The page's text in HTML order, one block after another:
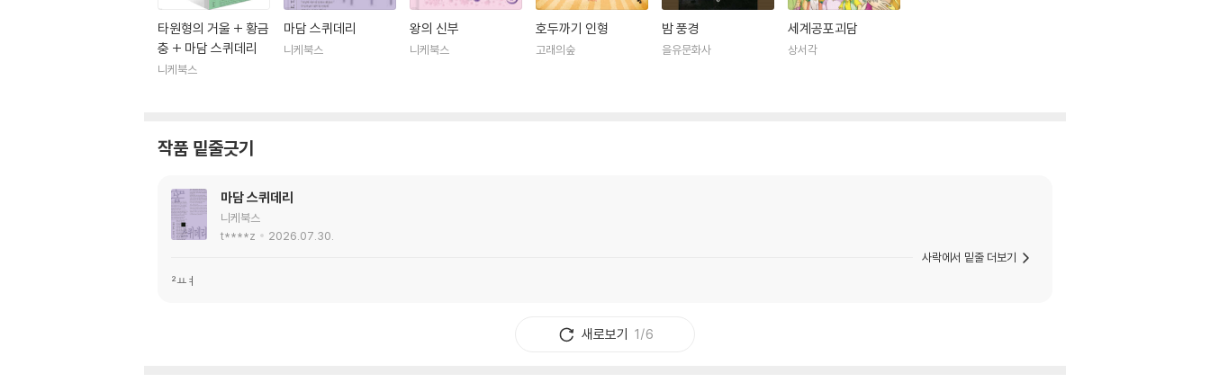
타원형의 거울 + 황금
충 + 마담 스퀴데리
니케북스
마담 스퀴데리
니케북스
왕의 신부
니케북스
호두까기 인형
고래의숲
밤 풍경
을유문화사
세계공포괴담
상서각
작품 밑줄긋기
마담 스퀴데리
니케북스
t****z
2026.07.30.
²ㅛㅕ
사락에서 밑줄 더보기
새로보기 1/6